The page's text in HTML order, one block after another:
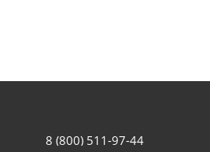
8 (800) 511-97-44